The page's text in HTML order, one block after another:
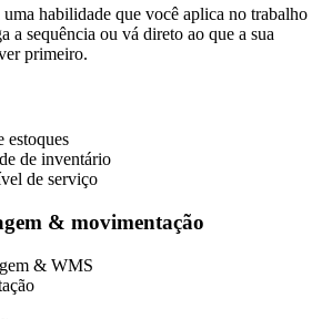
habilidade que você aplica no trabalho
a sequência ou vá direto ao que a sua
primeiro.
estoques
de inventário
de serviço
& movimentação
& WMS